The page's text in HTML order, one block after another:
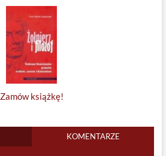
Zamów książkę!
KOMENTARZE